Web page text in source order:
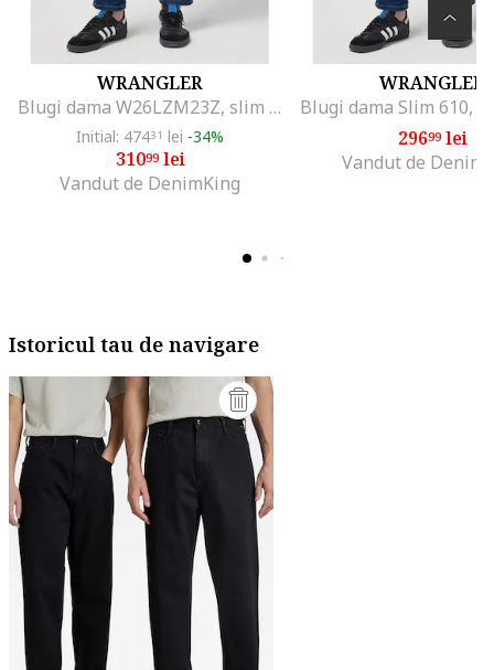
WRANGLER
Blugi dama W26LZM23Z, slim fit, albastru, bumbac, Albastru
Initial: 47431 lei -34%
31099lei
Vandut de DenimKing
WRANGLER
29699lei
Vandut de
Istoricul tau de navigare